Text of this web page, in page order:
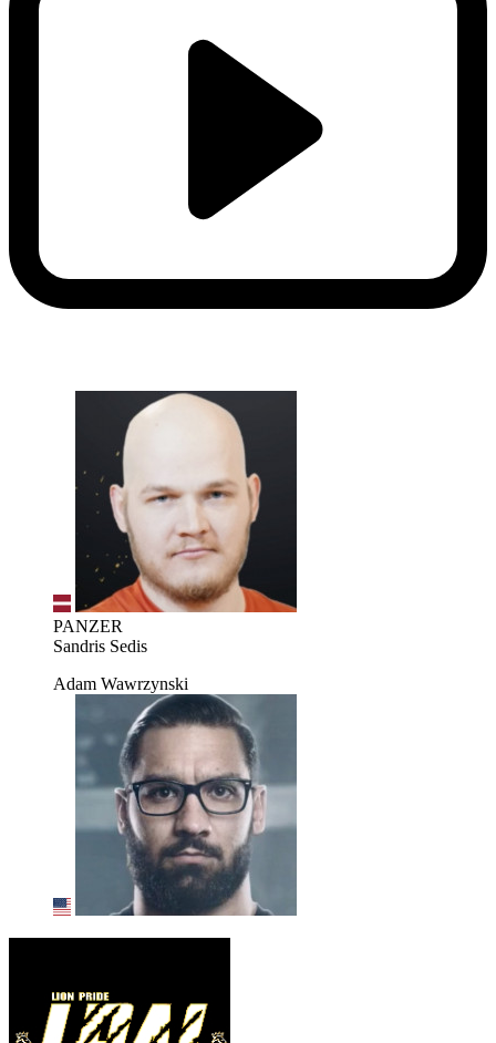
PANZER
Sandris Sedis
Adam Wawrzynski